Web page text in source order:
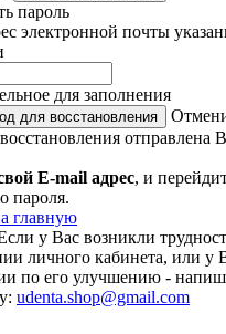
пароль
электронной почты
для заполнения
для восстановления
отправлена
E-mail адрес, и
пароля.
главную
у Вас возникли
личного кабинета, или у
по его улучшению -
udenta.shop@gmail.com